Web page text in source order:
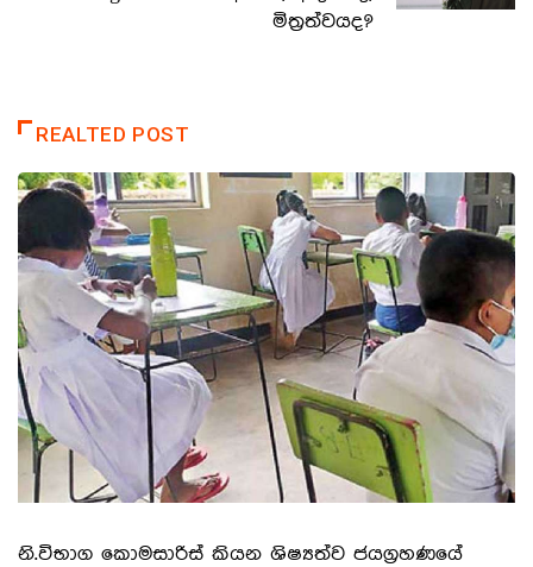
මිත්‍රත්වයද?
REALTED POST
නි.විභාග කොමසාරිස් කියන ශිෂ්‍යත්ව ජයග්‍රහණයේ